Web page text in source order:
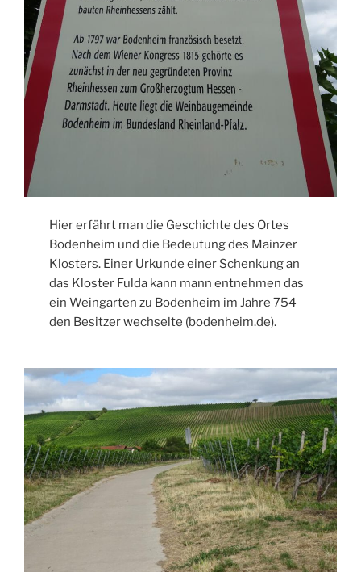
Hier erfährt man die Geschichte des Ortes
Bodenheim und die Bedeutung des Mainzer
Klosters. Einer Urkunde einer Schenkung an
das Kloster Fulda kann mann entnehmen das
ein Weingarten zu Bodenheim im Jahre 754
den Besitzer wechselte (bodenheim.de).